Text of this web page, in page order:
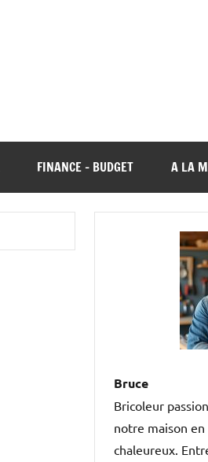
FINANCE – BUDGET A LA
Bruce
Bricoleur
notre maison
chaleureux.